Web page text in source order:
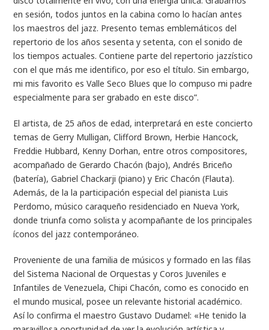
en sesión, todos juntos en la cabina como lo hacían antes
los maestros del jazz. Presento temas emblemáticos del
repertorio de los años sesenta y setenta, con el sonido de
los tiempos actuales. Contiene parte del repertorio jazzístico
con el que más me identifico, por eso el título. Sin embargo,
mi mis favorito es Valle Seco Blues que lo compuso mi padre
especialmente para ser grabado en este disco”.
El artista, de 25 años de edad, interpretará en este concierto
temas de Gerry Mulligan, Clifford Brown, Herbie Hancock,
Freddie Hubbard, Kenny Dorhan, entre otros compositores,
acompañado de Gerardo Chacón (bajo), Andrés Briceño
(batería), Gabriel Chackarji (piano) y Eric Chacón (Flauta).
Además, de la la participación especial del pianista Luis
Perdomo, músico caraqueño residenciado en Nueva York,
donde triunfa como solista y acompañante de los principales
íconos del jazz contemporáneo.
Proveniente de una familia de músicos y formado en las filas
del Sistema Nacional de Orquestas y Coros Juveniles e
Infantiles de Venezuela, Chipi Chacón, como es conocido en
el mundo musical, posee un relevante historial académico.
Así lo confirma el maestro Gustavo Dudamel: «He tenido la